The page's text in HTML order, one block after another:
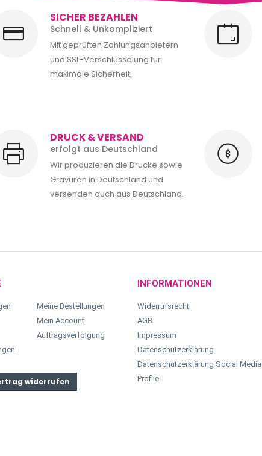
SICHER BEZAHLEN
Schnell & Unkompliziert
Mit geprüften Zahlungsanbietern
und SSL-Verschlüsselung für
maximale Sicherheit.
DRUCK & VERSAND
erfolgt aus Deutschland
Wir produzieren die Drucke sowie
Gravuren in Deutschland und
versenden auch aus Deutschland.
Meine Bestellungen
Mein Account
Auftragsverfolgung
widerrufen
INFORMATIONEN
Widerrufsrecht
AGB
Impressum
Datenschutzerklärung
Datenschutzerklärung Social Media
Profile